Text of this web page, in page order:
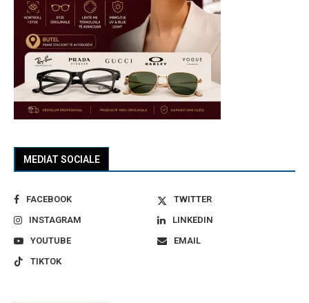
MEDIAT SOCIALE
FACEBOOK
TWITTER
INSTAGRAM
LINKEDIN
YOUTUBE
EMAIL
TIKTOK